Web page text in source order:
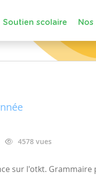
Soutien scolaire Nos
4578 vues
sur l'otkt.